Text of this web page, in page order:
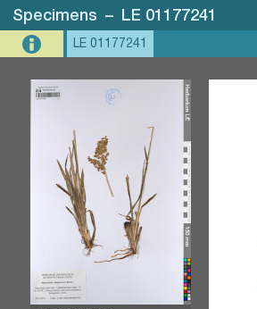
Specimens – LE 01177241
LE 01177241